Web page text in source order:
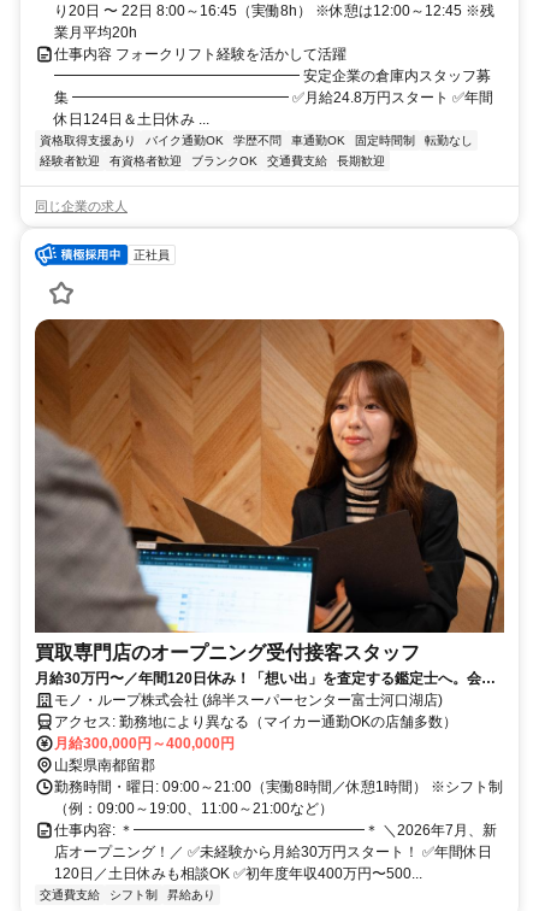
り20日 〜 22日 8:00～16:45（実働8h） ※休憩は12:00～12:45 ※残
業月平均20h
仕事内容 フォークリフト経験を活かして活躍
━━━━━━━━━━━━━━━━━ 安定企業の倉庫内スタッフ募
集 ━━━━━━━━━━━━━━━ ✅月給24.8万円スタート ✅年間
休日124日＆土日休み ...
資格取得支援あり バイク通勤OK 学歴不問 車通勤OK 固定時間制
転勤なし
経験者歓迎
有資格者歓迎 ブランクOK 交通費支給 長期歓迎
同じ企業の求人
正社員
買取専門店のオープニング受付接客スタッフ
月給30万円〜／年間120日休み！「想い出」を査定する鑑定士へ。会話
を楽しみながら稼げる未経験歓迎の仕事
モノ・ループ株式会社 (綿半スーパーセンター富士河口湖店)
アクセス: 勤務地により異なる（マイカー通勤OKの店舗多数）
月給300,000円～400,000円
山梨県南都留郡
勤務時間・曜日: 09:00～21:00（実働8時間／休憩1時間） ※シフト制
（例：09:00～19:00、11:00～21:00など）
仕事内容: ＊━━━━━━━━━━━━━━━━＊ ＼2026年7月、新
店オープニング！／ ✅未経験から月給30万円スタート！ ✅年間休日
120日／土日休みも相談OK ✅初年度年収400万円〜500...
交通費支給 シフト制 昇給あり